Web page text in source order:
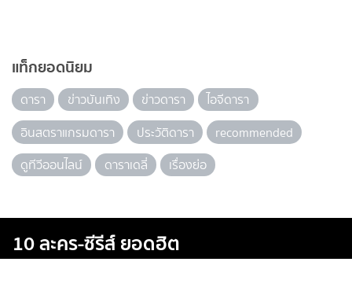
แท็กยอดนิยม
ดารา ข่าวบันเทิง ข่าวดารา
ไอจีดารา
อินสตราแกรมดารา
ประวัติดารา
recommended
ดูทีวีออนไลน์
ดาราเดลี่ เรื่องย่อ
10 ละคร-ซีรีส์ ยอดฮิต